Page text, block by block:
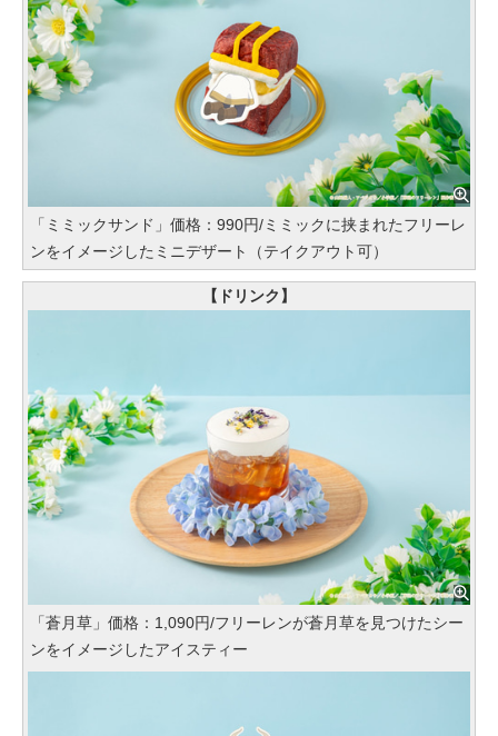
「ミミックサンド」価格：990円/ミミックに挟まれたフリーレ
ンをイメージしたミニデザート（テイクアウト可）
【ドリンク】
「蒼月草」価格：1,090円/フリーレンが蒼月草を見つけたシー
ンをイメージしたアイスティー